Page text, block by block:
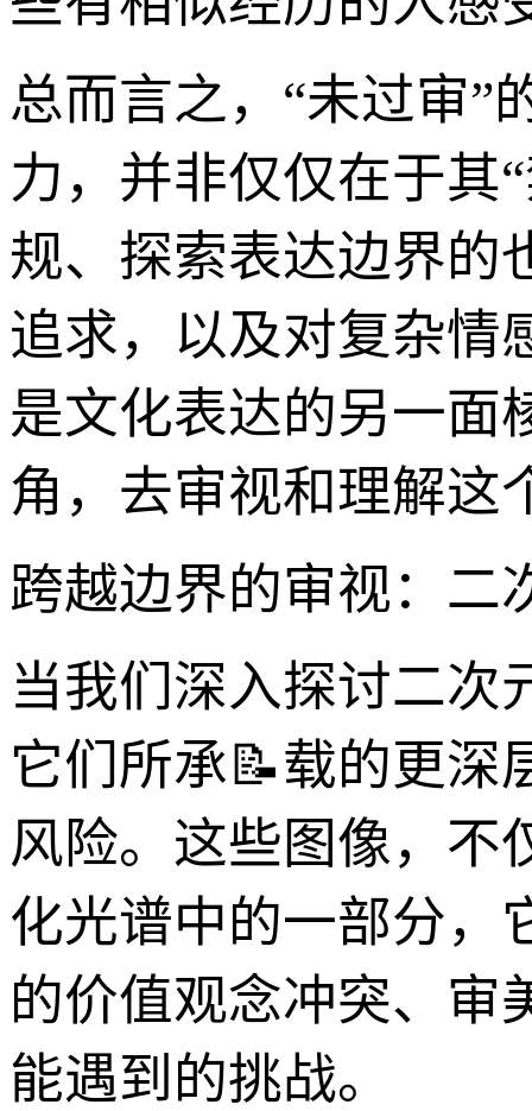
总而言之，“未过审”
力，并非仅仅在于其
规、探索表达边界的
追求，以及对复杂情
是文化表达的另一面
角，去审视和理解这
跨越边界的审视：二
当我们深入探讨二次
它们所承📝载的更深
风险。这些图像，不
化光谱中的一部分，
的价值观念冲突、审
能遇到的挑战。